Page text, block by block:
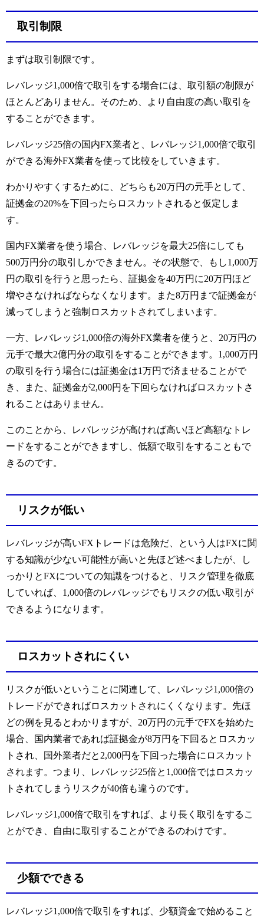
取引制限
まずは取引制限です。
レバレッジ1,000倍で取引をする場合には、取引額の制限が
ほとんどありません。そのため、より自由度の高い取引を
することができます。
レバレッジ25倍の国内FX業者と、レバレッジ1,000倍で取引
ができる海外FX業者を使って比較をしていきます。
わかりやすくするために、どちらも20万円の元手として、
証拠金の20%を下回ったらロスカットされると仮定しま
す。
国内FX業者を使う場合、レバレッジを最大25倍にしても
500万円分の取引しかできません。その状態で、もし1,000万
円の取引を行うと思ったら、証拠金を40万円に20万円ほど
増やさなければならなくなります。また8万円まで証拠金が
減ってしまうと強制ロスカットされてしまいます。
一方、レバレッジ1,000倍の海外FX業者を使うと、20万円の
元手で最大2億円分の取引をすることができます。1,000万円
の取引を行う場合には証拠金は1万円で済ませることがで
き、また、証拠金が2,000円を下回らなければロスカットさ
れることはありません。
このことから、レバレッジが高ければ高いほど高額なトレ
ードをすることができますし、低額で取引をすることもで
きるのです。
リスクが低い
レバレッジが高いFXトレードは危険だ、という人はFXに関
する知識が少ない可能性が高いと先ほど述べましたが、し
っかりとFXについての知識をつけると、リスク管理を徹底
していれば、1,000倍のレバレッジでもリスクの低い取引が
できるようになります。
ロスカットされにくい
リスクが低いということに関連して、レバレッジ1,000倍の
トレードができればロスカットされにくくなります。先ほ
どの例を見るとわかりますが、20万円の元手でFXを始めた
場合、国内業者であれば証拠金が8万円を下回るとロスカッ
トされ、国外業者だと2,000円を下回った場合にロスカット
されます。つまり、レバレッジ25倍と1,000倍ではロスカッ
トされてしまうリスクが40倍も違うのです。
レバレッジ1,000倍で取引をすれば、より長く取引をするこ
とができ、自由に取引することができるのわけです。
少額でできる
レバレッジ1,000倍で取引をすれば、少額資金で始めること